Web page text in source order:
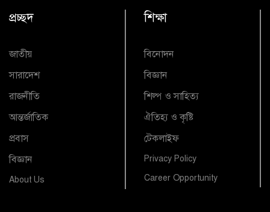
প্রচ্ছদ
জাতীয়
সারাদেশ
রাজনীতি
আন্তর্জাতিক
প্রবাস
বিজ্ঞান
About Us
শিক্ষা
বিনোদন
বিজ্ঞান
শিল্প ও সাহিত্য
ঐতিহ্য ও কৃষ্টি
টেকলাইফ
Privacy Policy
Career Opportunity